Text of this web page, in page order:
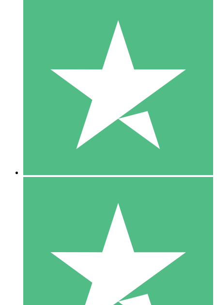
Individuelle Credit-Pakete
Zahlen Sie nach Bedarf mit Download-Credits. Keine
monatliche Verpflichtung erforderlich.
10 00
10 Downloads
20 00